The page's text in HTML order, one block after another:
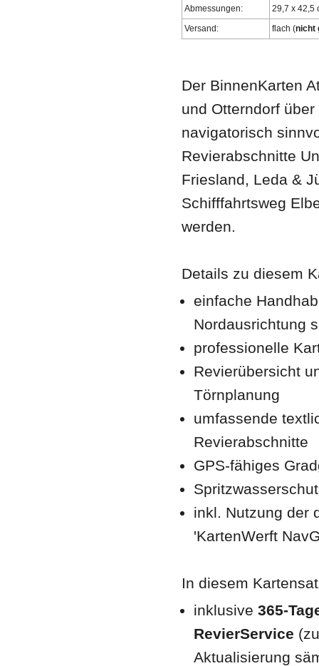
Abmessungen:
29,7 x 42,5
Versand:
flach (nicht
Der BinnenKarten
und Otterndorf
navigatorisch
Revierabschnitte
Friesland, Leda &
Schifffahrtsweg
werden.
Details zu diesem
einfache
Nordausrichtung
professionelle
Revierübersicht
Törnplanung
umfassende
Revierabschnitte
GPS-fähiges
inkl. Nutzung der
'KartenWerft
In diesem
inklusive 365-
RevierService
Aktualisierung